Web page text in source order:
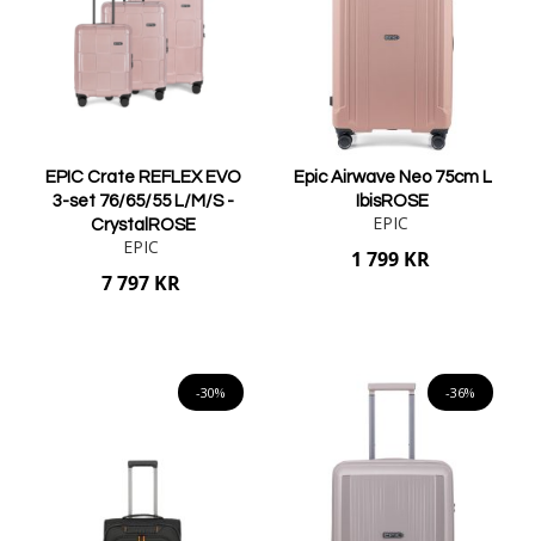
EPIC Crate REFLEX EVO
3-set 76/65/55 L/M/S -
CrystalROSE
EPIC
7 797 KR
Epic Airwave Neo 75cm L
IbisROSE
EPIC
1 799 KR
-30% -36%